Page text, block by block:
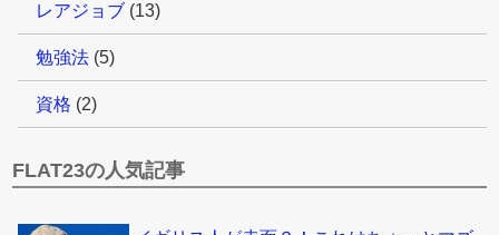
レアジョブ (13)
勉強法 (5)
資格 (2)
FLAT23の人気記事